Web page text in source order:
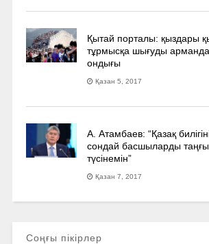
Қытай порталы: қыздары
тұрмысқа шығуды
ондығы
Қазан 5, 2017
А. Атамбаев: “Қазақ
сондай басшыларды
түсінемін”
Қазан 7, 2017
Соңғы пікірлер